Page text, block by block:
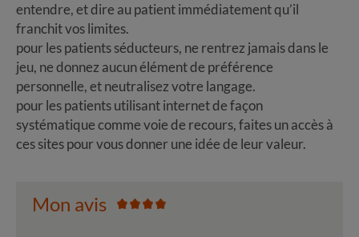
entendre, et dire au patient immédiatement qu’il
franchit vos limites.
pour les patients séducteurs, ne rentrez jamais dans le
jeu, ne donnez aucun élément de préférence
personnelle, et neutralisez votre langage.
pour les patients utilisant internet de façon
systématique comme voie de recours, faites un accès à
ces sites pour vous donner une idée de leur valeur.
Mon avis